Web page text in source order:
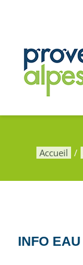
Accueil
INFO EAU